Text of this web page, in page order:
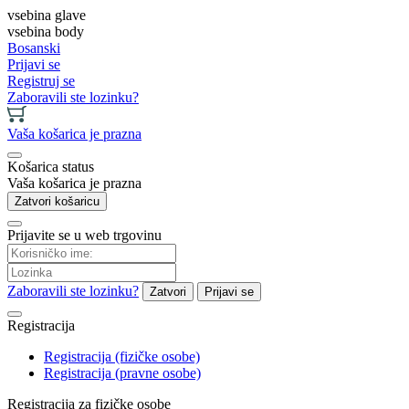
vsebina glave
vsebina body
Bosanski
Prijavi se
Registruj se
Zaboravili ste lozinku?
Vaša košarica je prazna
Košarica status
Vaša košarica je prazna
Zatvori košaricu
Prijavite se u web trgovinu
Zaboravili ste lozinku? Zatvori Prijavi se
Registracija
Registracija (fizičke osobe)
Registracija (pravne osobe)
Registracija za fizičke osobe